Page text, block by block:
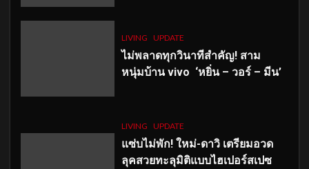
LIVING UPDATE
ไม่พลาดทุกวินาทีสำคัญ! สาม
หนุ่มบ้าน vivo ‘หยิ่น – วอร์ – มีน’
LIVING UPDATE
แซ่บไม่พัก! ใหม่-ดาวิ เตรียมอวด
ลุคสวยทะลุมิติแบบไฮเปอร์สเปซ